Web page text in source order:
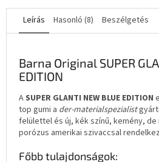
Leírás Hasonló (8) Beszélgetés
Barna Original SUPER
EDITION
ASUPER GLANTI NEW BLUE EDITION
top gumi a der-materialspezialist
felülettel és új, kék színű, kemény,
porózus amerikai szivaccsal
Főbb tulajdonságok: